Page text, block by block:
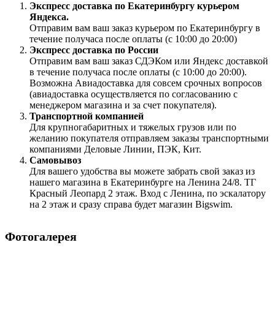
Экспресс доставка по Екатеринбургу курьером
Яндекса.
Отправим вам ваш заказ курьером по Екатеринбургу в
течение получаса после оплаты (с 10:00 до 20:00)
Экспресс доставка по России
Отправим вам ваш заказ СДЭКом или Яндекс доставкой
в течение получаса после оплаты (с 10:00 до 20:00).
Возможна Авиадоставка для совсем срочных вопросов
(авиадоставка осуществляется по согласованию с
менеджером магазина и за счет покупателя).
Транспортной компанией
Для крупногабаритных и тяжелых грузов или по
желанию покупателя отправляем заказы транспортными
компаниями Деловые Линии, ПЭК, Кит.
Самовывоз
Для вашего удобства вы можете забрать свой заказ из
нашего магазина в Екатеринбурге на Ленина 24/8. ТГ
Красный Леопард 2 этаж. Вход с Ленина, по эскалатору
на 2 этаж и сразу справа будет магазин Bigswim.
Фотогалерея